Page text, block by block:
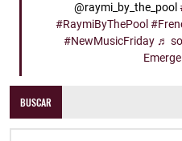
@raymi_by_the_pool
#RaymiByThePool
#NewMusicFriday ♬
BUSCAR